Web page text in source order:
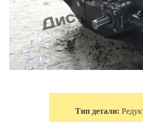
Тип детали: